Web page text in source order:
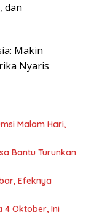
dan
Makin
Nyaris
Malam Hari,
Bantu Turunkan
Efeknya
4 Oktober, Ini